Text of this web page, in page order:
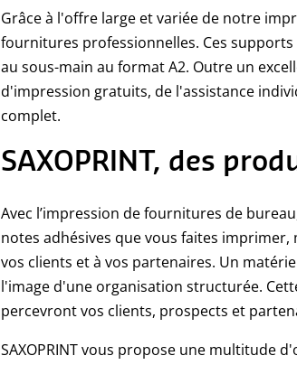
Grâce à l'offre large et variée de notre
fournitures professionnelles. Ces
au sous-main au format A2. Outre un
d'impression gratuits, de l'assistance
complet.
SAXOPRINT, des
Avec l’impression de fournitures de
notes adhésives que vous faites
vos clients et à vos partenaires. Un
l'image d'une organisation structurée.
percevront vos clients, prospects et
SAXOPRINT vous propose une multitude